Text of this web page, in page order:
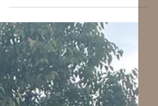
pas épuisée au bout de deux siècles.
L’humanité s’est toujours fait des
dieux et des rois et voici que, depuis
1777 et 1792, elle a cru possible, avec
un immense héroïsme et un immense
volontarisme, de jouer la carte de la
démocratie. Ça a semblé marcher en
Europe et aux Amériques, aussi en